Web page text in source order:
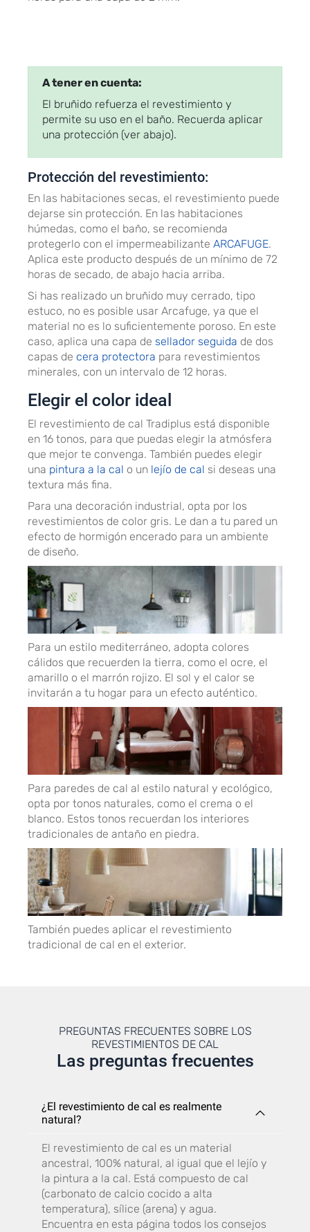
A tener en cuenta:
El bruñido refuerza el revestimiento y
permite su uso en el baño. Recuerda aplicar
una protección (ver abajo).
Protección del revestimiento:
En las habitaciones secas, el revestimiento puede
dejarse sin protección. En las habitaciones
húmedas, como el baño, se recomienda
protegerlo con el impermeabilizante ARCAFUGE.
Aplica este producto después de un mínimo de 72
horas de secado, de abajo hacia arriba.
Si has realizado un bruñido muy cerrado, tipo
estuco, no es posible usar Arcafuge, ya que el
material no es lo suficientemente poroso. En este
caso, aplica una capa de sellador seguida de dos
capas de cera protectora para revestimientos
minerales, con un intervalo de 12 horas.
Elegir el color ideal
El revestimiento de cal Tradiplus está disponible
en 16 tonos, para que puedas elegir la atmósfera
que mejor te convenga. También puedes elegir
una pintura a la cal o un lejío de cal si deseas una
textura más fina.
Para una decoración industrial, opta por los
revestimientos de color gris. Le dan a tu pared un
efecto de hormigón encerado para un ambiente
de diseño.
Para un estilo mediterráneo, adopta colores
cálidos que recuerden la tierra, como el ocre, el
amarillo o el marrón rojizo. El sol y el calor se
invitarán a tu hogar para un efecto auténtico.
Para paredes de cal al estilo natural y ecológico,
opta por tonos naturales, como el crema o el
blanco. Estos tonos recuerdan los interiores
tradicionales de antaño en piedra.
También puedes aplicar el revestimiento
tradicional de cal en el exterior.
PREGUNTAS FRECUENTES SOBRE LOS
REVESTIMIENTOS DE CAL
Las preguntas frecuentes
¿El revestimiento de cal es realmente
natural?
El revestimiento de cal es un material
ancestral, 100% natural, al igual que el lejío y
la pintura a la cal. Está compuesto de cal
(carbonato de calcio cocido a alta
temperatura), sílice (arena) y agua.
Encuentra en esta página todos los consejos